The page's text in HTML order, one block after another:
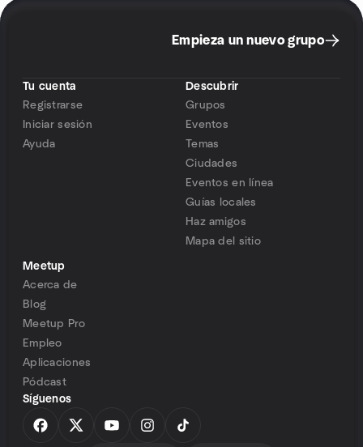
Empieza un nuevo grupo
Tu cuenta
Registrarse
Iniciar sesión
Ayuda
Descubrir
Grupos
Eventos
Temas
Ciudades
Eventos en línea
Guías locales
Haz amigos
Mapa del sitio
Meetup
Acerca de
Blog
Meetup Pro
Empleo
Aplicaciones
Pódcast
Síguenos